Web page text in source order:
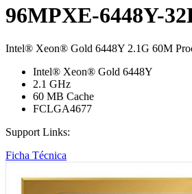
96MPXE-6448Y-
Intel® Xeon® Gold 6448Y 2.1G 60M
Intel® Xeon® Gold 6448Y
2.1 GHz
60 MB Cache
FCLGA4677
Support Links:
Ficha Técnica